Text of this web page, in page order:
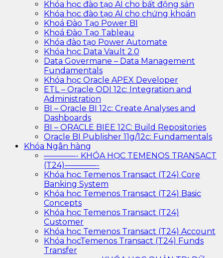
Khóa học đào tạo AI cho bất động sản
Khóa học đào tạo AI cho chứng khoán
Khoá Đào Tạo Power BI
Khoá Đào Tạo Tableau
Khóa đào tạo Power Automate
Khóa học Data Vault 2.0
Data Govermane – Data Management
Fundamentals
Khóa học Oracle APEX Developer
ETL – Oracle ODI 12c: Integration and
Administration
BI – Oracle BI 12c: Create Analyses and
Dashboards
BI – ORACLE BIEE 12C: Build Repositories
Oracle BI Publisher 11g/12c: Fundamentals
Khóa Ngân hàng
————- KHÓA HỌC TEMENOS TRANSACT
(T24)————-
Khóa học Temenos Transact (T24) Core
Banking System
Khóa học Temenos Transact (T24) Basic
Concepts
Khóa học Temenos Transact (T24)
Customer
Khóa học Temenos Transact (T24) Account
Khóa họcTemenos Transact (T24) Funds
Transfer